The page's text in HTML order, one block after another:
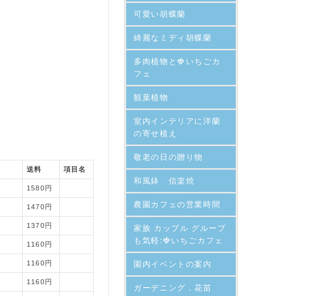
送料 項目名
1580円
1470円
1370円
1160円
1160円
1160円
可愛い胡蝶蘭
綺麗なミディ胡蝶蘭
多肉植物と🍓いちごカ
フェ
観葉植物
室内インテリアに洋蘭
の寄せ植え
敬老の日の贈り物
和風鉢 信楽焼
農園カフェの営業時間
家族 カップル グループ
も気軽:🍓いちごカフェ
園内イベントの案内
ガーデニング．花苗